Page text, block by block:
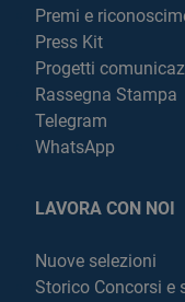
Premi e
Press Kit
Progetti
Rassegna Stampa
Telegram
WhatsApp
LAVORA CON NOI
Nuove selezioni
Storico Concorsi e